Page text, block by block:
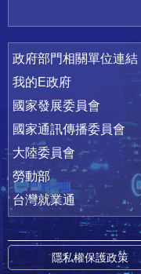
政府部門相關單位連結
我的E政府
國家發展委員會
國家通訊傳播委員會
大陸委員會
勞動部
台灣就業通
隱私權保護政策